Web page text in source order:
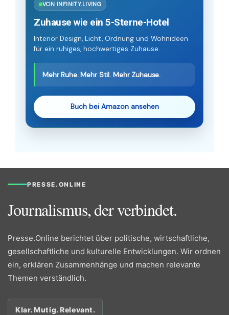
VON INFINITY.LIVING
Zuhause wie ein 5-Sterne-Hotel
Interior Design, Licht, Ordnung und Wohnideen
für ein ruhiges, hochwertiges Zuhause.
Mehr Ruhe. Mehr Stil. Mehr Zuhause.
Buch bei Amazon ansehen
PRESSE.ONLINE
Journalismus, der verbindet.
Presse.Online berichtet über politische, wirtschaftliche,
gesellschaftliche und kulturelle Entwicklungen. Wir ordnen
ein, erklären Zusammenhänge und machen relevante
Themen verständlich.
Klar. Mutig. Relevant.